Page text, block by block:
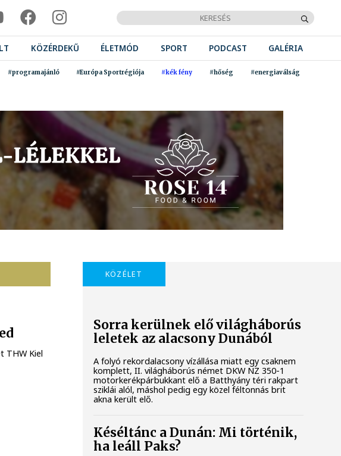
KÖZÉRDEKŰ ÉLETMÓD SPORT PODCAST GALÉRIA
#programajánló #Európa Sportrégiója #kék fény #hőség #energiaválság
THW Kiel
KÖZÉLET
Sorra kerülnek elő világháborús
leletek az alacsony Dunából
A folyó rekordalacsony vízállása miatt egy csaknem
komplett, II. világháborús német DKW NZ 350-1
motorkerékpárbukkant elő a Batthyány téri rakpart
sziklái alól, máshol pedig egy közel féltonnás brit
akna került elő.
Késéltánc a Dunán: Mi történik,
ha leáll Paks?